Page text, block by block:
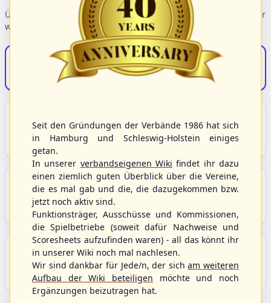
Übersicht der Verbandsbereiche – wählen Sie einen Einstieg für
weiterführende Informationen.
S/HBV-Shop
Der Onlineshop des S/HBV
Grundlagen und Hintergründe zu Baseball, Softball
und Baseball5.
Berichte und Neuigkeiten
Aktuelle Meldungen, Berichte und Nachrichten aus
dem S/HBV, Deutschland und der Welt.
Aktuelle und anstehende Livestreams
Übersicht aller aktuell angebotenen Livestreams für
Baseball, Softball und Baseball5.
Seit den Gründungen der Verbände 1986 hat sich
in Hamburg und Schleswig-Holstein einiges
getan.
In unserer verbandseigenen Wiki findet ihr dazu
einen ziemlich guten Überblick über die Vereine,
die es mal gab und die, die dazugekommen bzw.
jetzt noch aktiv sind.
Funktionsträger, Ausschüsse und Kommissionen,
die Spielbetriebe (soweit dafür Nachweise und
Scoresheets aufzufinden waren) - all das könnt ihr
in unserer Wiki noch mal nachlesen.
Wir sind dankbar für Jede/n, der sicham weiteren
Aufbau der Wiki beteiligen möchte und noch
Ergänzungen beizutragen hat.